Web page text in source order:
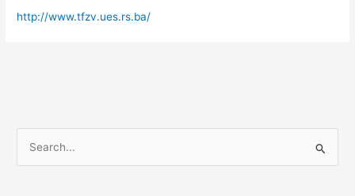
http://www.tfzv.ues.rs.ba/